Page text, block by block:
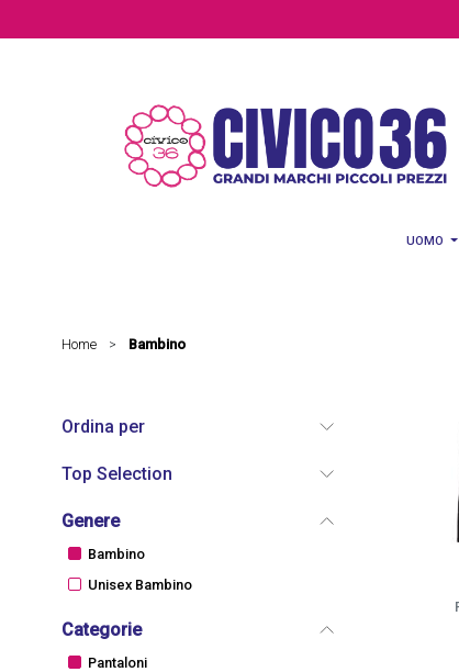
UOMO
Home > Bambino
Ordina per
Top Selection
Genere
Bambino
Unisex Bambino
Categorie
Pantaloni